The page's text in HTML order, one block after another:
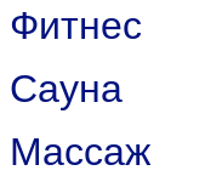
Фитнес
Сауна
Массаж